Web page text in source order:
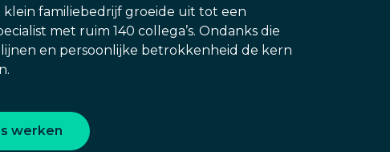
klein familiebedrijf groeide uit tot een
met ruim 140 collega’s. Ondanks die
en persoonlijke betrokkenheid de kern
werken